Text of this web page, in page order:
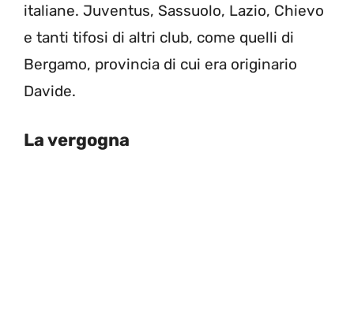
italiane. Juventus, Sassuolo, Lazio, Chievo
e tanti tifosi di altri club, come quelli di
Bergamo, provincia di cui era originario
Davide.
La vergogna